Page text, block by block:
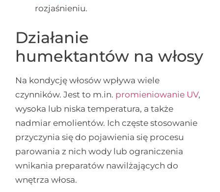
rozjaśnieniu.
Działanie
humektantów na włosy
Na kondycję włosów wpływa wiele
czynników. Jest to m.in. promieniowanie UV,
wysoka lub niska temperatura, a także
nadmiar emolientów. Ich częste stosowanie
przyczynia się do pojawienia się procesu
parowania z nich wody lub ograniczenia
wnikania preparatów nawilżających do
wnętrza włosa.